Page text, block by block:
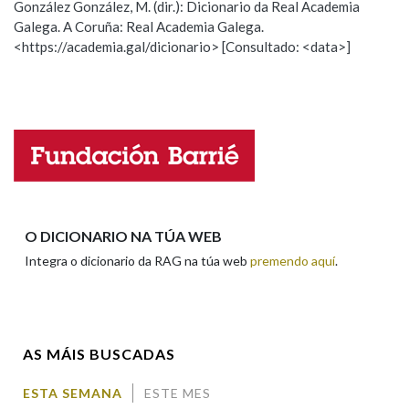
Na fraseoloxía
OUTRAS OPCIÓNS DE BUSCA
Marcas gramaticais
Pertence a
Observación Hai un erro na palabra
Propoño mellorar a definición
Nome
González González, M. (dir.): Dicionario da Real Academia
Galega. A Coruña: Real Academia Galega.
<https://academia.gal/dicionario> [Consultado: <data>]
O DICIONARIO NA TÚA WEB
Integra o dicionario da RAG na túa web premendo aquí.
AS MÁIS BUSCADAS
ESTA SEMANA ESTE MES